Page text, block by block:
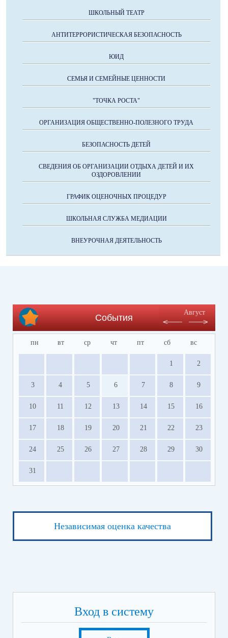
ШКОЛЬНЫЙ ТЕАТР
АНТИТЕРРОРИСТИЧЕСКАЯ БЕЗОПАСНОСТЬ
ЮИД
СЕМЬЯ И СЕМЕЙНЫЕ ЦЕННОСТИ
"ТОЧКА РОСТА"
ОРГАНИЗАЦИЯ ОБЩЕСТВЕННО-ПОЛЕЗНОГО ТРУДА
БЕЗОПАСНОСТЬ ДЕТЕЙ
СВЕДЕНИЯ ОБ ОРГАНИЗАЦИИ ОТДЫХА ДЕТЕЙ И ИХ
ОЗДОРОВЛЕНИИ
ГРАФИК ОЦЕНОЧНЫХ ПРОЦЕДУР
ШКОЛЬНАЯ СЛУЖБА МЕДИАЦИИ
ВНЕУРОЧНАЯ ДЕЯТЕЛЬНОСТЬ
События
Август
пн вт ср чт пт сб вс
1 2
3 4 5 6 7 8 9
10 11 12 13 14 15 16
17 18 19 20 21 22 23
24 25 26 27 28 29 30
31
Независимая оценка качества
Вход в систему